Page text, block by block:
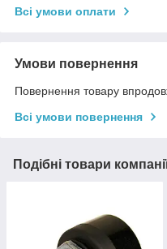
Всі умови оплати
Умови повернення
Повернення товару
Всі умови повернення
Подібні товари